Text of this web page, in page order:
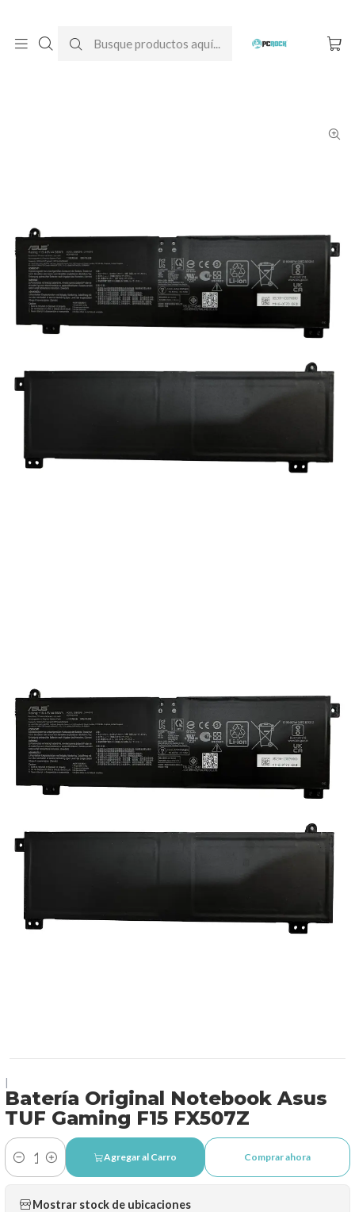
Batería Original Notebook Asus
TUF Gaming F15 FX507Z
Cantidad
Agregar al Carro Comprar ahora
Mostrar stock de ubicaciones